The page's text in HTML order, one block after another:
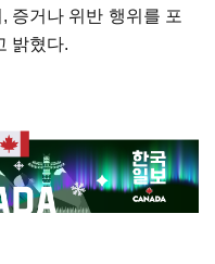
증거나 위반 행위를 포
밝혔다.